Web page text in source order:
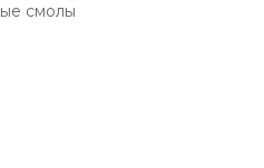
смолы